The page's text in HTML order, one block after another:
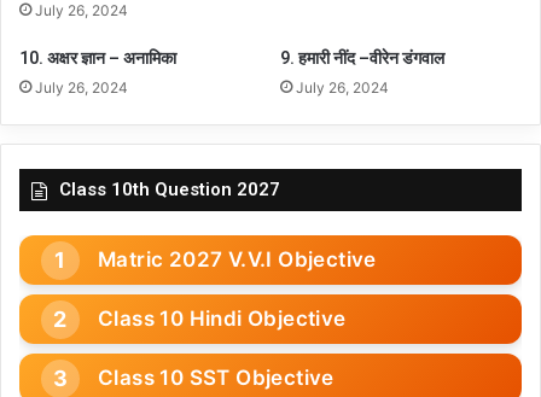
July 26, 2024
10. अक्षर ज्ञान – अनामिका
July 26, 2024
9. हमारी नींद –वीरेन डंगवाल
July 26, 2024
Class 10th Question 2027
Matric 2027 V.V.I Objective
Class 10 Hindi Objective
Class 10 SST Objective